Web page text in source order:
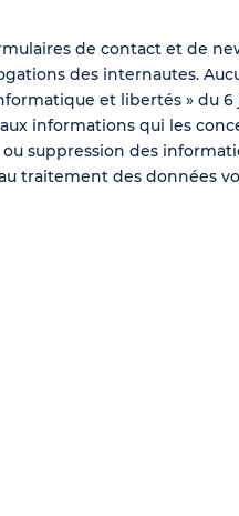
de contact et de
des internautes.
et libertés » du
informations qui les
suppression des
traitement des données